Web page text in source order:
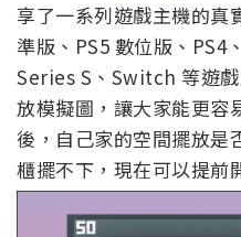
享了一系列遊戲主機的真
準版、PS5 數位版、PS4
Series S、Switch 等遊
放模擬圖，讓大家能更容
後，自己家的空間擺放是
櫃擺不下，現在可以提前